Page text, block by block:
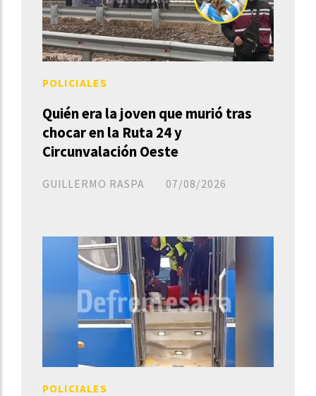
Quién era la joven que murió tras
chocar en la Ruta 24 y
Circunvalación Oeste
GUILLERMO RASPA
POLICIALES
07/08/2026
POLICIALES